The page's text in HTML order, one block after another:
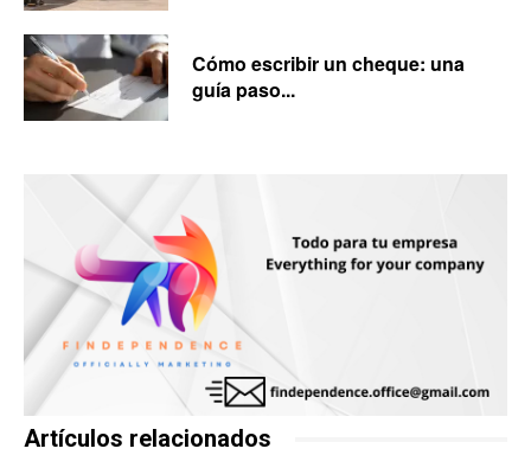
Cómo escribir un cheque: una
guía paso...
Artículos relacionados